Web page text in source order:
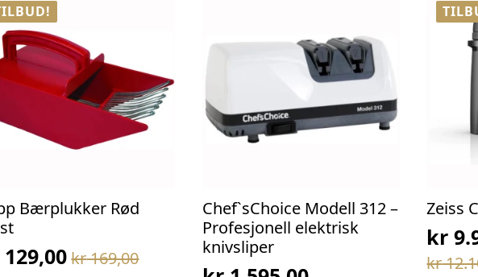
Bærplukker Rød
kr169,00
129,00
Chef`sChoice Modell 312 –
Profesjonell elektrisk
knivsliper
Zeiss
kr
kr